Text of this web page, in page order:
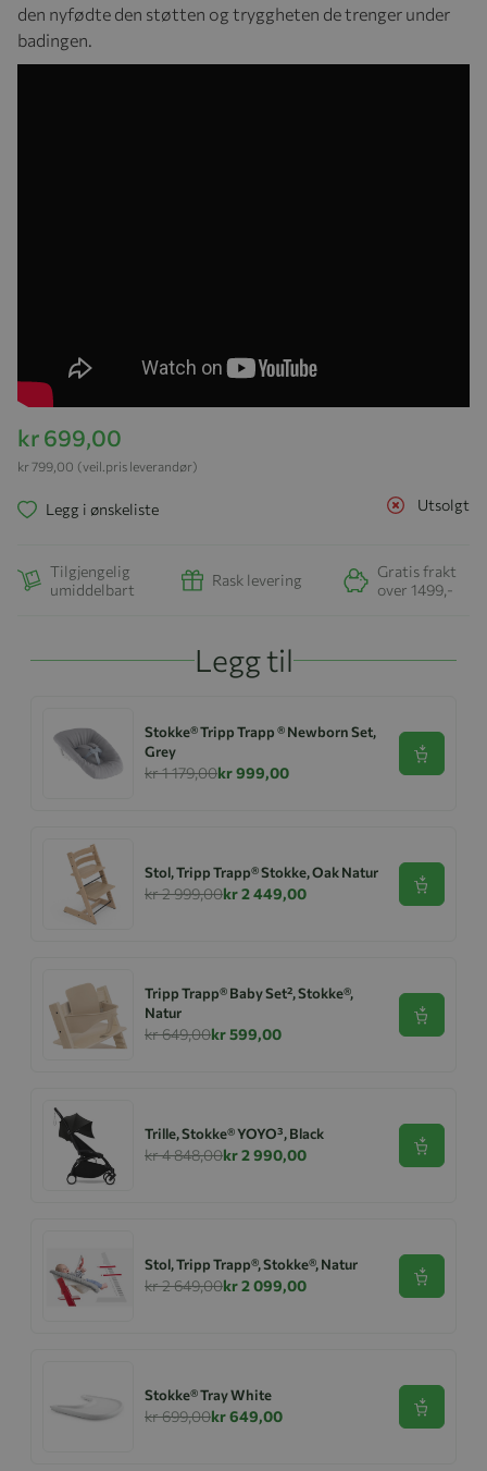
den nyfødte den støtten og tryggheten de trenger under
badingen.
kr 699,00
(veil.pris leverandør)
kr 799,00
Utsolgt
Legg i ønskeliste
Tilgjengelig
umiddelbart
Rask levering
Gratis frakt
over 1499,-
Legg til
Stokke® Tripp Trapp ® Newborn Set,
Grey
kr 1 179,00kr 999,00
Se
Stol, Tripp Trapp® Stokke, Oak Natur
kr 2 999,00kr 2 449,00 Se
Tripp Trapp® Baby Set², Stokke®,
Natur
kr 649,00kr 599,00
Se
Trille, Stokke® YOYO³, Black
kr 4 848,00kr 2 990,00 Se
Stol, Tripp Trapp®, Stokke®, Natur
kr 2 649,00kr 2 099,00 Se
Stokke® Tray White
kr 699,00kr 649,00 Se